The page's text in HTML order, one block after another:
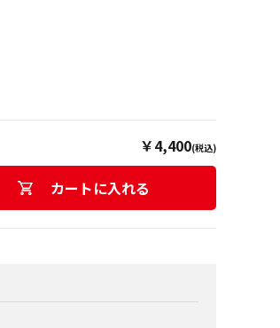
￥4,400(税込)
カートに入れる